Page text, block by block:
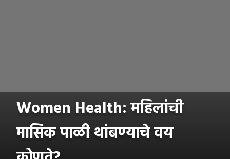
Women Health: महिलांची
मासिक पाळी थांबण्याचे वय